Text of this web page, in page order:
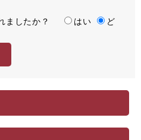
ましたか？ はい
ど